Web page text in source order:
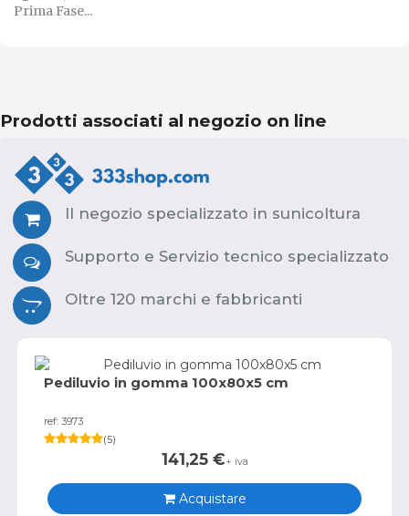
Prima Fase...
Prodotti associati al negozio on line
Il negozio specializzato in sunicoltura
Supporto e Servizio tecnico specializzato
Oltre 120 marchi e fabbricanti
Pediluvio in gomma 100x80x5 cm
ref: 3973
(5)
141,25€+ iva
Acquistare